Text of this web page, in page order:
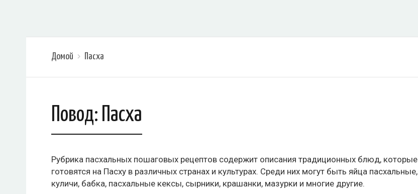
Домой Пасха
Повод: Пасха
Рубрика пасхальных пошаговых рецептов содержит описания традиционных блюд, которые
готовятся на Пасху в различных странах и культурах. Среди них могут быть яйца пасхальные,
куличи, бабка, пасхальные кексы, сырники, крашанки, мазурки и многие другие.